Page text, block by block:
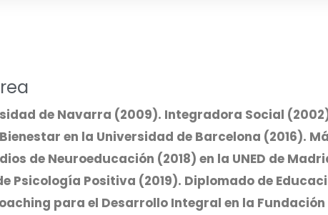
de Navarra (2009). Integradora Social
en la Universidad de Barcelona (2016).
de Neuroeducación (2018) en la UNED de
Psicología Positiva (2019). Diplomado de
para el Desarrollo Integral en la